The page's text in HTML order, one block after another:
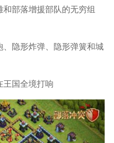
部落增援部队的无穷组
隐形炸弹、隐形弹簧和城
王国全境打响